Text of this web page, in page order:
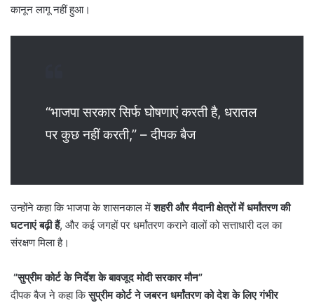
कानून लागू नहीं हुआ।
“भाजपा सरकार सिर्फ घोषणाएं करती है, धरातल
पर कुछ नहीं करती,” – दीपक बैज
उन्होंने कहा कि भाजपा के शासनकाल मेंशहरी और मैदानी क्षेत्रों में धर्मांतरण की
घटनाएं बढ़ी हैं, और कई जगहों पर धर्मांतरण कराने वालों को सत्ताधारी दल का
संरक्षण मिला है।
“सुप्रीम कोर्ट के निर्देश के बावजूद मोदी सरकार मौन”
दीपक बैज ने कहा किसुप्रीम कोर्ट ने जबरन धर्मांतरण को देश के लिए गंभीर